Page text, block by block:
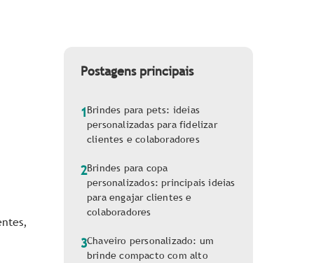
Postagens principais
1Brindes para pets: ideias
personalizadas para fidelizar
clientes e colaboradores
2Brindes para copa
personalizados: principais ideias
para engajar clientes e
colaboradores
3Chaveiro personalizado: um
brinde compacto com alto